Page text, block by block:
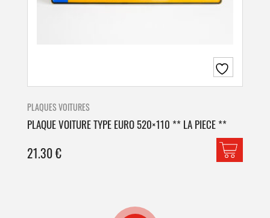
PLAQUES VOITURES
PLAQUE VOITURE TYPE EURO 520×110 ** LA PIECE **
21.30€